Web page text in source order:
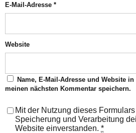
E-Mail-Adresse *
Website
Name, E-Mail-Adresse und Website
meinen nächsten Kommentar speichern.
Mit der Nutzung dieses
Speicherung und Verarbeitung
Website einverstanden. *